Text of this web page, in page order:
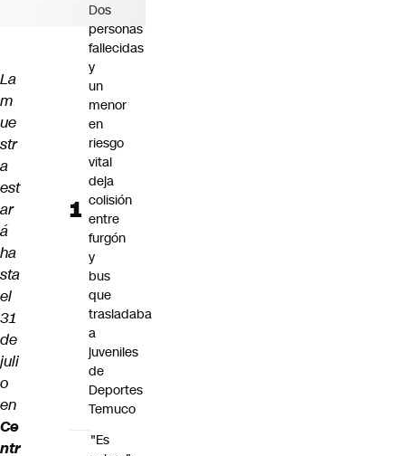
La
m
ue
str
a
est
ar
á
ha
sta
el
31
de
juli
o
en
Ce
ntr
Dos
personas
fallecidas
y
un
menor
en
riesgo
vital
deja
colisión
entre
furgón
y
bus
que
trasladaba
a
juveniles
de
Deportes
Temuco
"Es